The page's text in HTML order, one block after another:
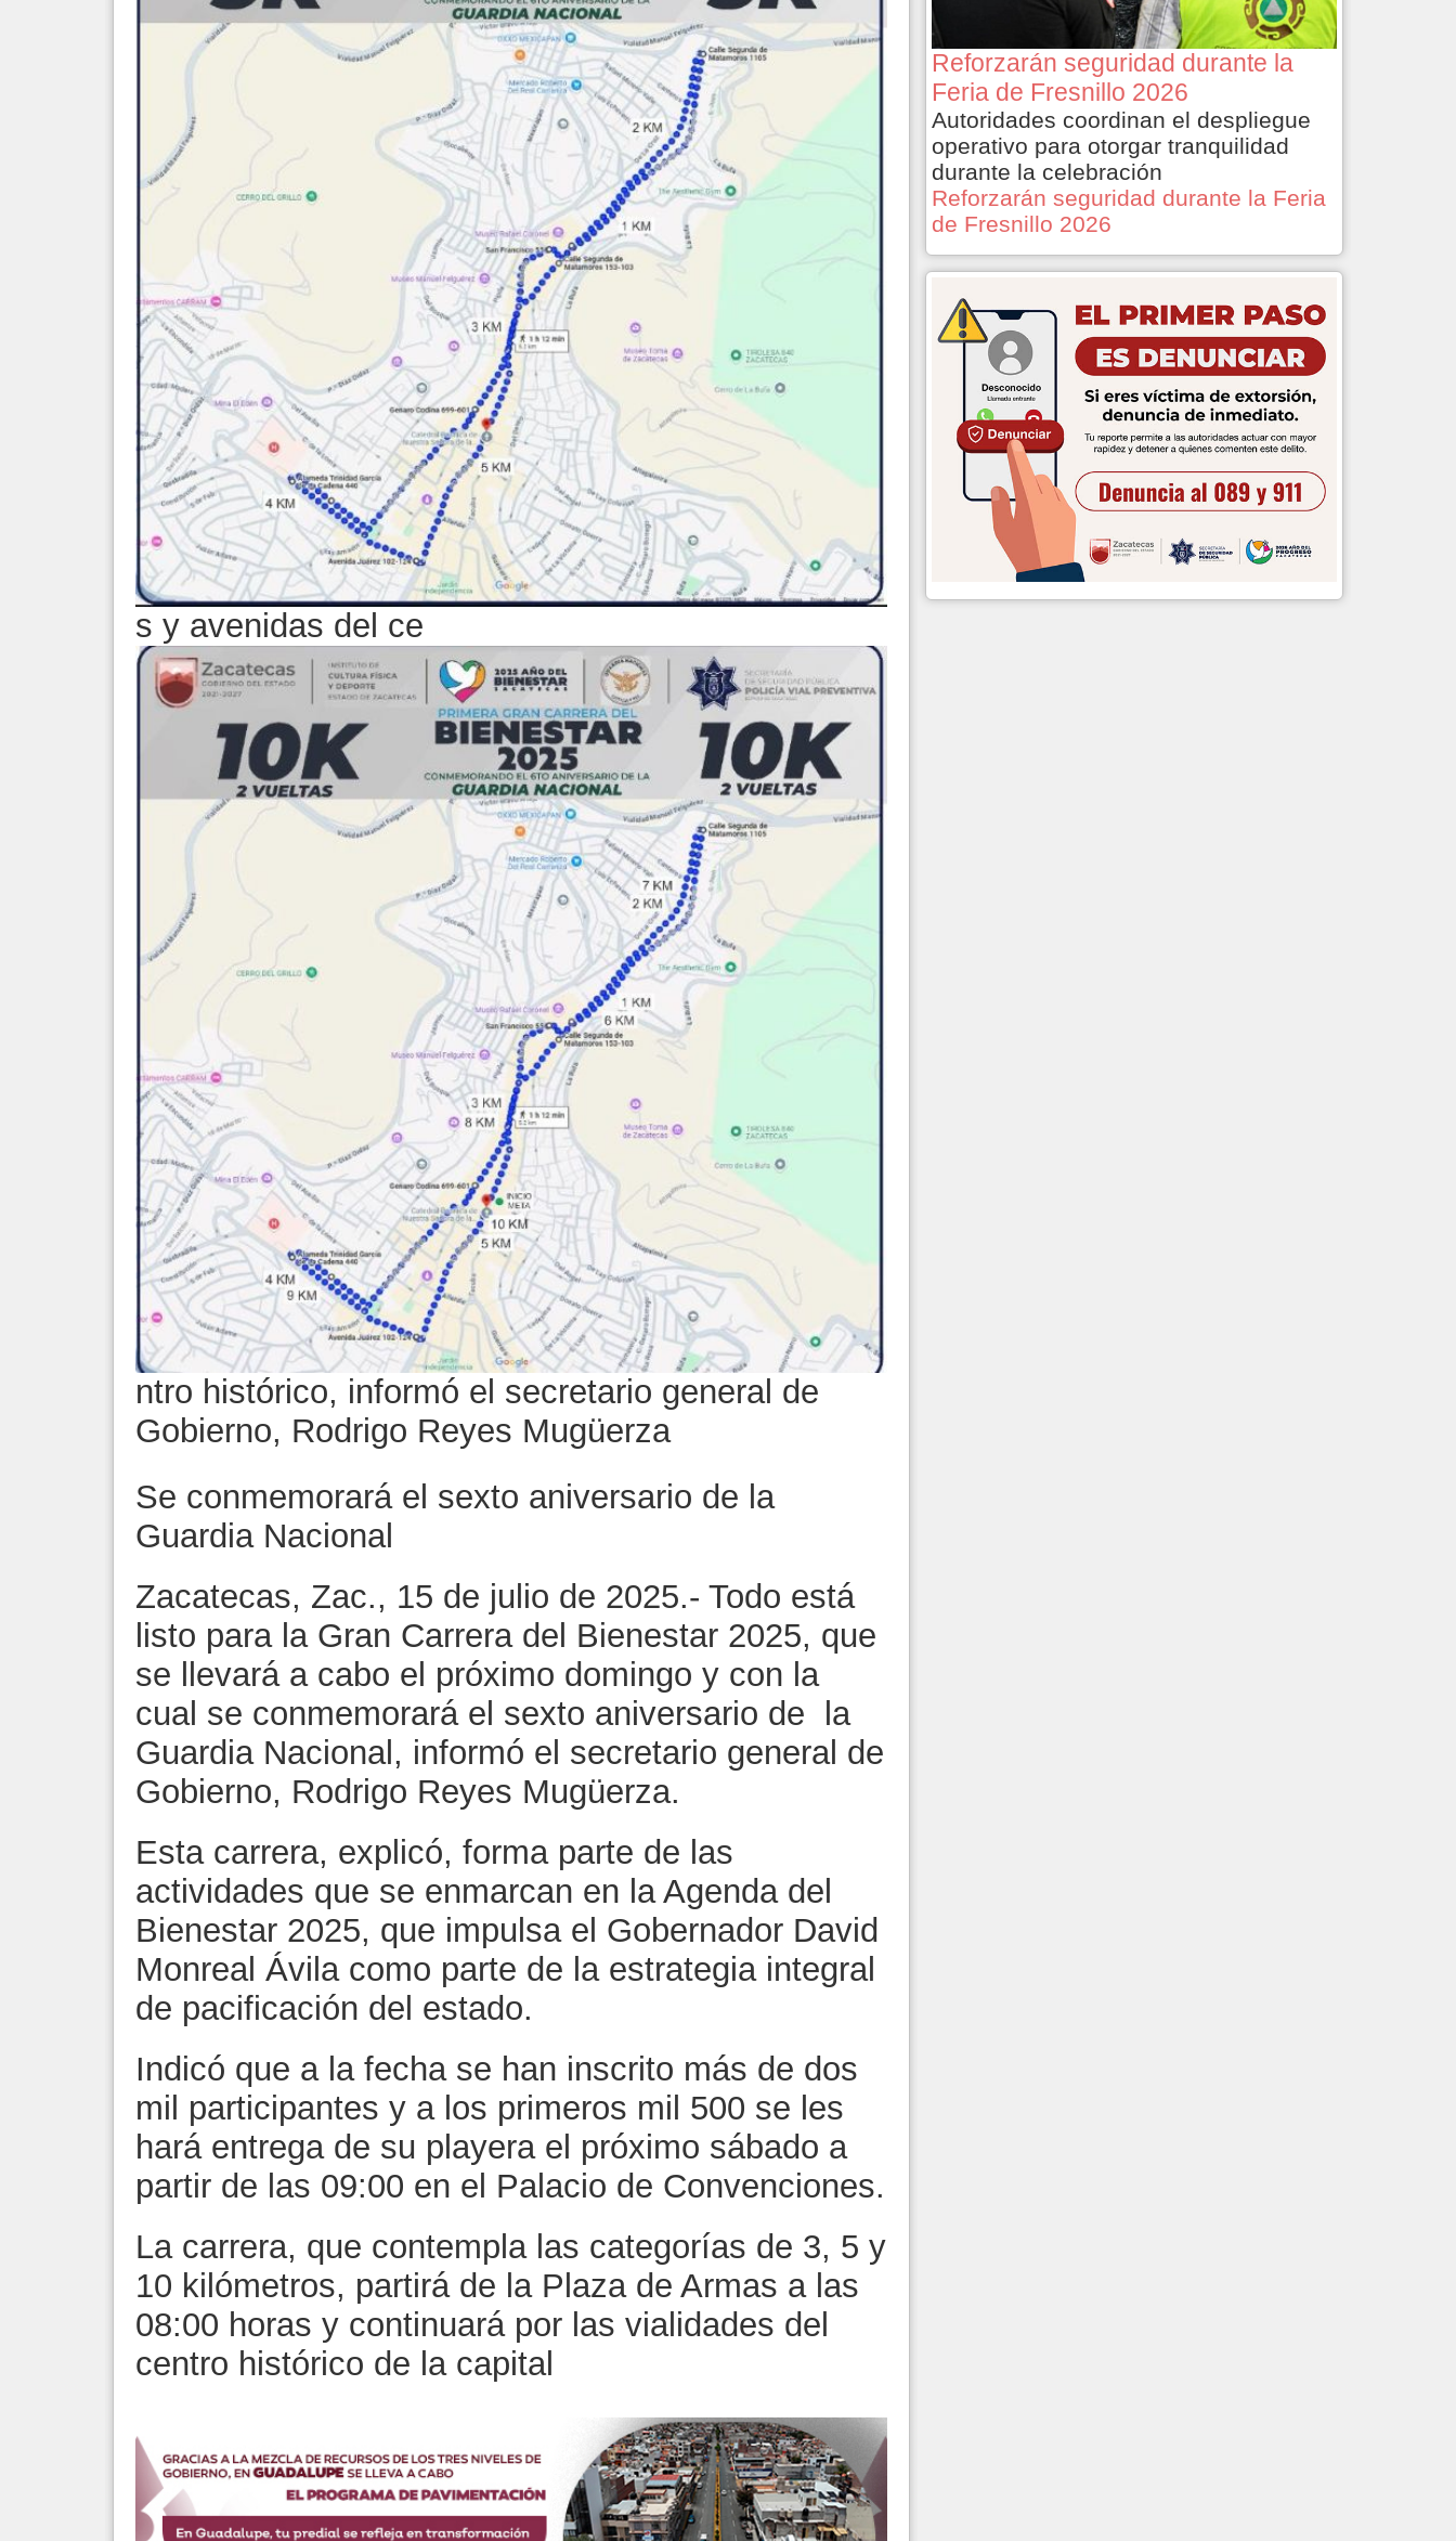
s y avenidas del ce
ntro histórico, informó el secretario general de
Gobierno, Rodrigo Reyes Mugüerza
Se conmemorará el sexto aniversario de la
Guardia Nacional
Zacatecas, Zac., 15 de julio de 2025.- Todo está
listo para la Gran Carrera del Bienestar 2025, que
se llevará a cabo el próximo domingo y con la
cual se conmemorará el sexto aniversario de la
Guardia Nacional, informó el secretario general de
Gobierno, Rodrigo Reyes Mugüerza.
Esta carrera, explicó, forma parte de las
actividades que se enmarcan en la Agenda del
Bienestar 2025, que impulsa el Gobernador David
Monreal Ávila como parte de la estrategia integral
de pacificación del estado.
Indicó que a la fecha se han inscrito más de dos
mil participantes y a los primeros mil 500 se les
hará entrega de su playera el próximo sábado a
partir de las 09:00 en el Palacio de Convenciones.
La carrera, que contempla las categorías de 3, 5 y
10 kilómetros, partirá de la Plaza de Armas a las
08:00 horas y continuará por las vialidades del
centro histórico de la capital
Reforzarán seguridad durante la
Feria de Fresnillo 2026
Autoridades coordinan el despliegue
operativo para otorgar tranquilidad
durante la celebración
Reforzarán seguridad durante la Feria
de Fresnillo 2026